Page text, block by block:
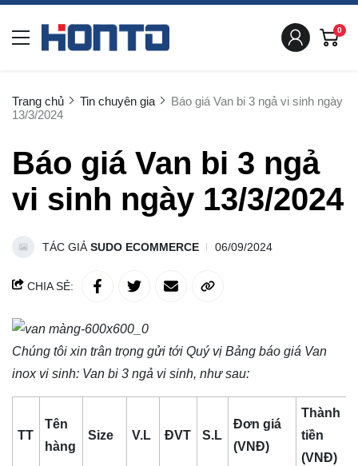
0
Trang chủ Tin chuyên gia
Báo giá Van bi 3 ngả vi sinh ngày
13/3/2024
Báo giá Van bi 3 ngả
vi sinh ngày 13/3/2024
TÁC GIẢ SUDO ECOMMERCE 06/09/2024
CHIA SẺ:
Chúng tôi xin trân trọng gửi tới Quý vị Bảng báo giá Van
inox vi sinh: Van bi 3 ngả vi sinh, như sau:
TT
Tên
hàng
Size V.L ĐVT S.L
Đơn giá
(VNĐ)
Thành
tiền
(VNĐ)